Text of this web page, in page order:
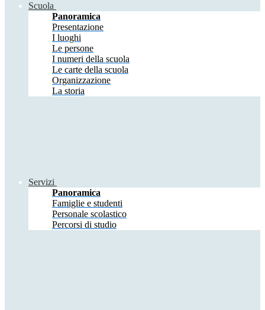
Scuola
Panoramica
Presentazione
I luoghi
Le persone
I numeri della scuola
Le carte della scuola
Organizzazione
La storia
Servizi
Panoramica
Famiglie e studenti
Personale scolastico
Percorsi di studio